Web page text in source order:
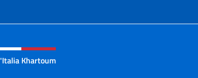
menu of site
Khartoum